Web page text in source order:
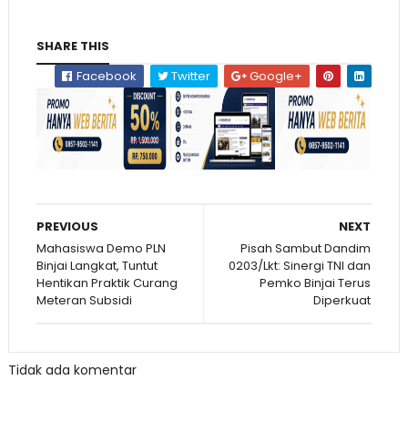
SHARE THIS
Facebook
Twitter Google+
NEXT
Pisah Sambut Dandim
0203/Lkt: Sinergi TNI dan
Pemko Binjai Terus
Diperkuat
PREVIOUS
Mahasiswa Demo PLN
Binjai Langkat, Tuntut
Hentikan Praktik Curang
Meteran Subsidi
Tidak ada komentar